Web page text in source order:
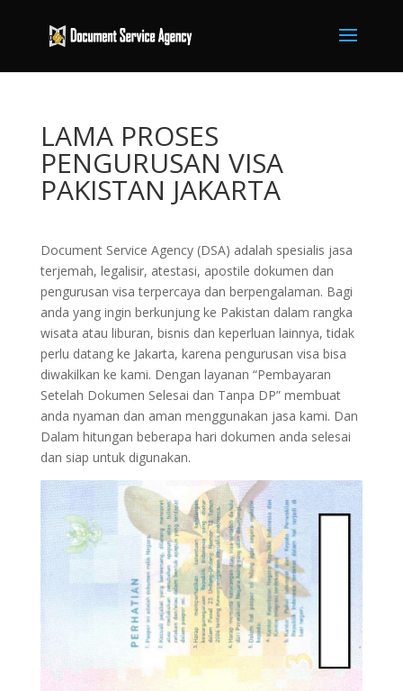
LAMA PROSES
PENGURUSAN VISA
PAKISTAN JAKARTA
Document Service Agency (DSA) adalah spesialis jasa
terjemah, legalisir, atestasi, apostile dokumen dan
pengurusan visa terpercaya dan berpengalaman. Bagi
anda yang ingin berkunjung ke Pakistan dalam rangka
wisata atau liburan, bisnis dan keperluan lainnya, tidak
perlu datang ke Jakarta, karena pengurusan visa bisa
diwakilkan ke kami. Dengan layanan “Pembayaran
Setelah Dokumen Selesai dan Tanpa DP” membuat
anda nyaman dan aman menggunakan jasa kami. Dan
Dalam hitungan beberapa hari dokumen anda selesai
dan siap untuk digunakan.